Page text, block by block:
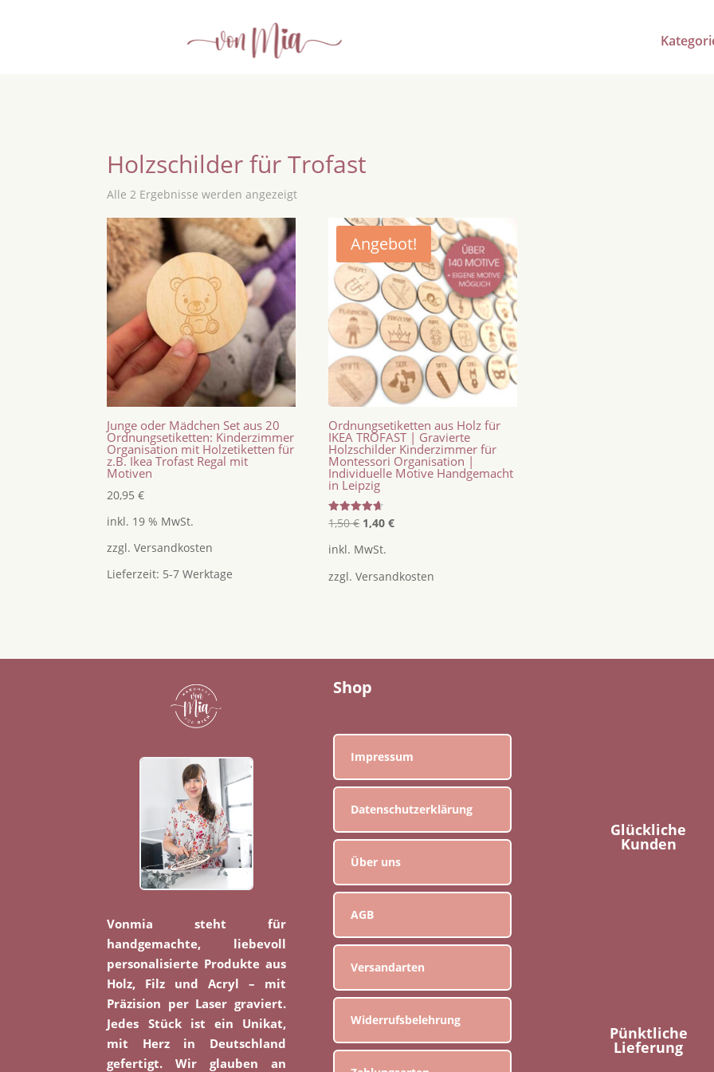
Holzschilder für Trofast
Alle 2 Ergebnisse werden angezeigt
Junge oder Mädchen Set aus 20
Ordnungsetiketten: Kinderzimmer
Organisation mit Holzetiketten für
z.B. Ikea Trofast Regal mit
Motiven
20,95€
inkl. 19 % MwSt.
zzgl.Versandkosten
Lieferzeit: 5-7 Werktage
Angebot!
Ordnungsetiketten aus Holz für
IKEA TROFAST | Gravierte
Holzschilder Kinderzimmer für
Montessori Organisation |
Individuelle Motive Handgemacht
in Leipzig
Bewertet
mit
von 5
1,50€ Ursprünglicher
1,50 €
1,40€Aktueller
1,40 €.
inkl. MwSt.
zzgl.Versandkosten
Vonmia steht für
handgemachte, liebevoll
personalisierte Produkte aus
Holz, Filz und Acryl – mit
Präzision per Laser graviert.
Jedes Stück ist ein Unikat,
mit Herz in Deutschland
gefertigt. Wir glauben an
Shop
Impressum
Datenschutzerklärung
Über uns
AGB
Versandarten
Widerrufsbelehrung
Glückliche
Kunden
Pünktliche
Lieferung